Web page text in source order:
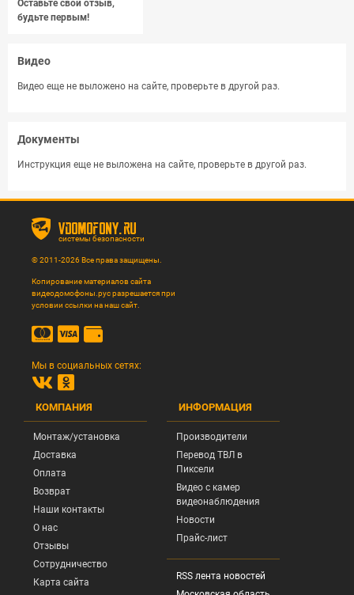
Оставьте свой отзыв,
будьте первым!
Видео
Видео еще не выложено на сайте, проверьте в другой раз.
Документы
Инструкция еще не выложена на сайте, проверьте в другой раз.
vdomofony.ru
системы безопасности
© 2011-2026 Все права защищены.
Копирование материалов сайта
видеодомофоны.рус разрешается при
условии ссылки на наш сайт.
Мы в социальных сетях:
КОМПАНИЯ
Монтаж/установка
Доставка
Оплата
Возврат
Наши контакты
О нас
Отзывы
Сотрудничество
Карта сайта
ИНФОРМАЦИЯ
Производители
Перевод ТВЛ в
Пиксели
Видео с камер
видеонаблюдения
Новости
Прайс-лист
RSS лента новостей